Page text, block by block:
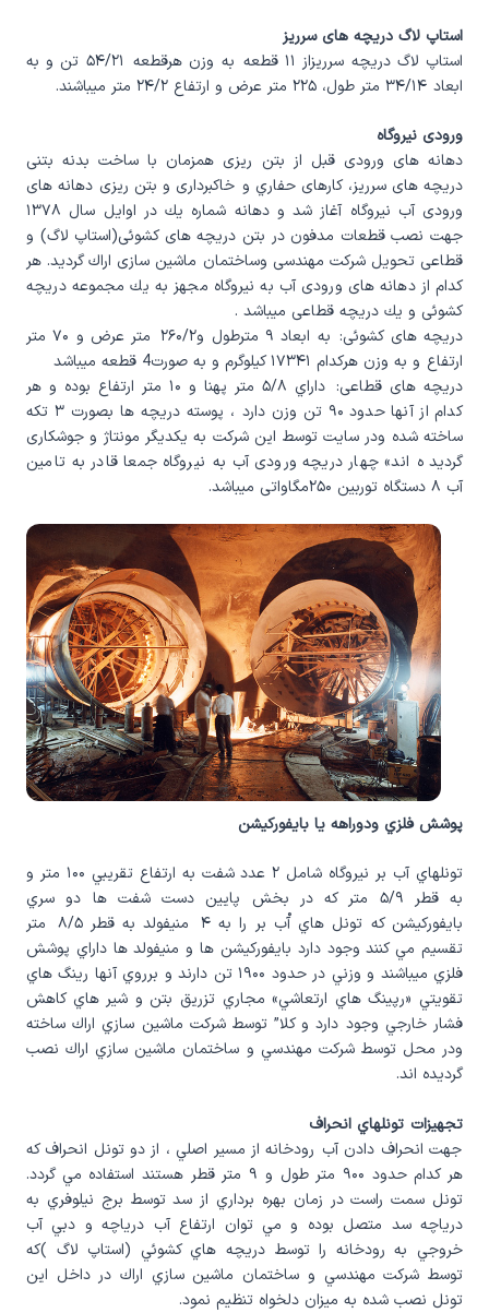
استاپ لاگ دريچه های سرريز
استاپ لاگ دريچه سرريزاز ۱۱ قطعه به وزن هرقطعه ۵۴/۲۱ تن و به
ابعاد ۳۴/۱۴ متر طول، ۲۲۵ متر عرض و ارتفاع ۲۴/۲ متر ميباشند.
ورودی نيروگاه
دهانه های ورودی قبل از بتن ريزی همزمان با ساخت بدنه بتنی
دريچه های سرريز، كارهای حفاري و خاكبرداری و بتن ريزی دهانه های
ورودی آب نيروگاه آغاز شد و دهانه شماره يك در اوايل سال ۱۳۷۸
جهت نصب قطعات مدفون در بتن دريچه های كشوئی(استاپ لاگ) و
قطاعی تحويل شركت مهندسی وساختمان ماشين سازی اراك گرديد. هر
كدام از دهانه های ورودی آب به نيروگاه مجهز به يك مجموعه دريچه
كشوئی و يك دريچه قطاعی ميباشد .
دريچه های كشوئی: به ابعاد ۹ مترطول و۲۶۰/۲ متر عرض و ۷۰ متر
ارتفاع و به وزن هركدام ۱۷۳۴۱ كيلوگرم و به صورت4 قطعه ميباشد
دريچه های قطاعی: داراي ۵/۸ متر پهنا و ۱۰ متر ارتفاع بوده و هر
كدام از آنها حدود ۹۰ تن وزن دارد ، پوسته دريچه ها بصورت ۳ تكه
ساخته شده ودر سايت توسط اين شركت به يكديگر مونتاژ و جوشكاری
گرديد ه اند» چهار دريچه ورودی آب به نيروگاه جمعا قادر به تامين
آب ۸ دستگاه توربين ۲۵۰مگاواتی ميباشد.
پوشش فلزي ودوراهه يا بايفوركيشن
تونلهاي آب بر نيروگاه شامل ۲ عدد شفت به ارتفاع تقريبي ۱۰۰ متر و
به قطر ۵/۹ متر كه در بخش پايين دست شفت ها دو سري
بايفوركيشن كه تونل هاي آْب بر را به ۴ منيفولد به قطر ۸/۵ متر
تقسيم مي كنند وجود دارد بايفوركيشن ها و منيفولد ها داراي پوشش
فلزي ميباشند و وزني در حدود ۱۹۰۰ تن دارند و برروي آنها رينگ هاي
تقويتي «رپينگ هاي ارتعاشي» مجاري تزريق بتن و شير هاي كاهش
فشار خارجي وجود دارد و كلا” توسط شركت ماشين سازي اراك ساخته
ودر محل توسط شركت مهندسي و ساختمان ماشين سازي اراك نصب
گرديده اند.
تجهيزات تونلهاي انحراف
جهت انحراف دادن آب رودخانه از مسير اصلي ، از دو تونل انحراف كه
هر كدام حدود ۹۰۰ متر طول و ۹ متر قطر هستند استفاده مي گردد.
تونل سمت راست در زمان بهره برداري از سد توسط برج نيلوفري به
درياچه سد متصل بوده و مي توان ارتفاع آب درياچه و دبي آب
خروجي به رودخانه را توسط دريچه هاي كشوئي (استاپ لاگ )كه
توسط شركت مهندسي و ساختمان ماشين سازي اراك در داخل اين
تونل نصب شده به ميزان دلخواه تنظيم نمود.